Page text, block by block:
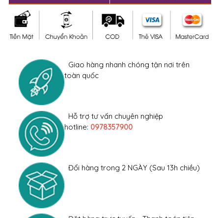
Giao hàng nhanh chóng tận nơi trên
toàn quốc
Hỗ trợ tư vấn chuyên nghiệp
hotline: 0978357900
Đổi hàng trong 2 NGÀY (Sau 13h chiều)